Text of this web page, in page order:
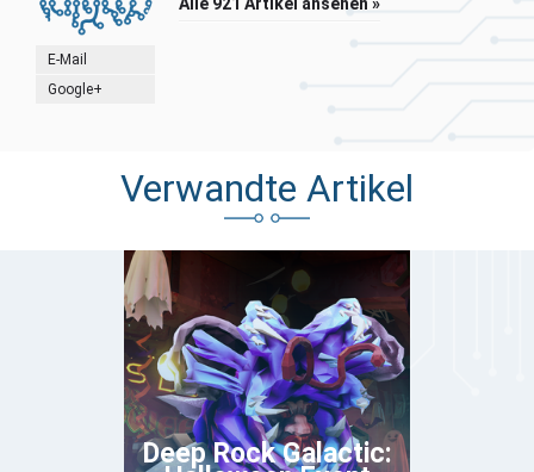
E-Mail
Google+
Verwandte Artikel
Deep Rock Galactic: